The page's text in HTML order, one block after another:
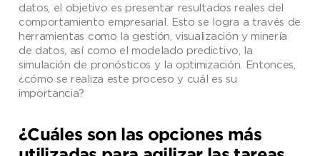
datos, el objetivo es presentar resultados reales del
comportamiento empresarial. Esto se logra a través de
herramientas como la gestión, visualización y minería
de datos, así como el modelado predictivo, la
simulación de pronósticos y la optimización. Entonces,
¿cómo se realiza este proceso y cuál es su
importancia?
¿Cuáles son las opciones más